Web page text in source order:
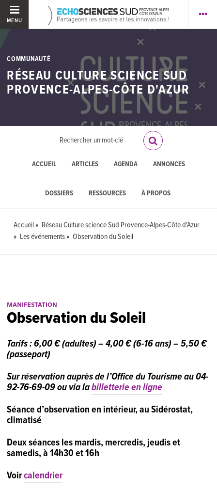
MENU
COMMUNAUTÉ
RÉSEAU CULTURE SCIENCE SUD
PROVENCE-ALPES-CÔTE D'AZUR
ACCUEIL ARTICLES AGENDA ANNONCES
DOSSIERS RESSOURCES À PROPOS
Accueil
Réseau Culture science Sud Provence-Alpes-Côte d'Azur
Les événements
Observation du Soleil
MANIFESTATION
Observation du Soleil
Tarifs :6,00 € (adultes) – 4,00 € (6-16 ans) – 5,50 €
(passeport)
Sur réservation auprès de l’Office du Tourisme au 04-
92-76-69-09 ou via labilletterie en ligne
Séance d’observation en intérieur, au Sidérostat,
climatisé
Deux séances les mardis, mercredis, jeudis et
samedis, à 14h30 et 16h
Voircalendrier